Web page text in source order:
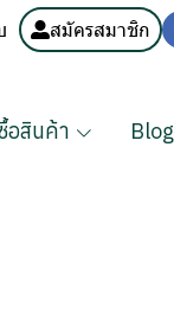
สมัครสมาชิก
อสินค้า Blog